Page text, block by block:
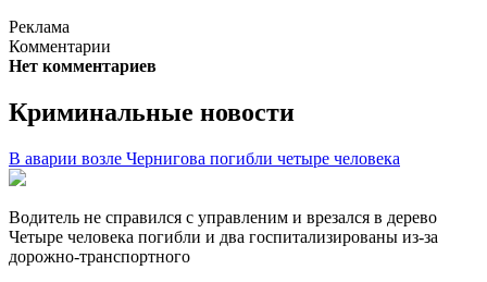
Реклама
Комментарии
Нет комментариев
Криминальные новости
В аварии возле Чернигова погибли четыре человека
Водитель не справился с управленим и врезался в дерево
Четыре человека погибли и два госпитализированы из-за
дорожно-транспортного